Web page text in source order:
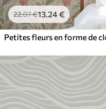
22.07€13.24€